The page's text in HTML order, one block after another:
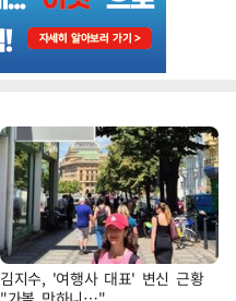
김지수, '여행사 대표' 변신 근황